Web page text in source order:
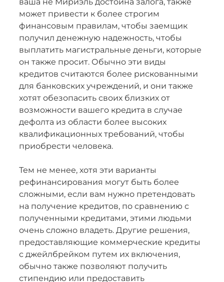
может привести к более строгим
финансовым правилам, чтобы заемщик
получил денежную надежность, чтобы
выплатить магистральные деньги, которые
он также просит. Обычно эти виды
кредитов считаются более рискованными
для банковских учреждений, и они также
хотят обезопасить своих близких от
возможности вашего кредита в случае
дефолта из области более высоких
квалификационных требований, чтобы
приобрести человека.
Тем не менее, хотя эти варианты
рефинансирования могут быть более
сложными, если вам нужно претендовать
на получение кредитов, по сравнению с
полученными кредитами, этими людьми
очень сложно владеть. Другие решения,
предоставляющие коммерческие кредиты
с джейлбрейком путем их включения,
обычно также позволяют получить
стипендию или предоставить